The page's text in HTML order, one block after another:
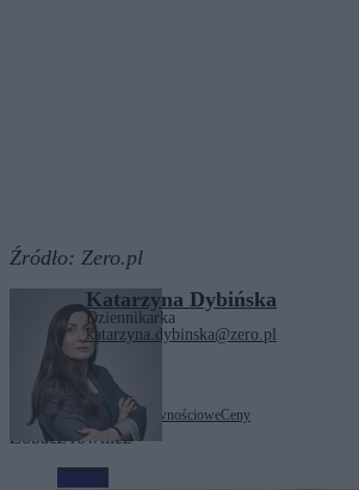
Źródło: Zero.pl
Katarzyna Dybińska
Dziennikarka
katarzyna.dybinska@zero.pl
Tagi: bezpieczeństwo żywnościoweCeny
Zobacz również
Biznes